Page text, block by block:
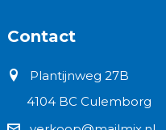
Contact
Plantijnweg 27B
4104 BC Culemborg